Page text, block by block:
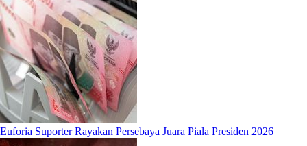
Euforia Suporter Rayakan Persebaya Juara Piala Presiden 2026